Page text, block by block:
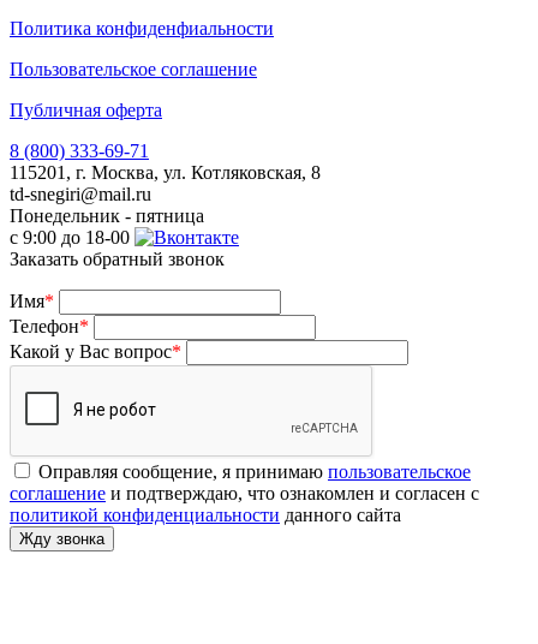
Политика конфиденфиальности
Пользовательское соглашение
Публичная оферта
8 (800) 333-69-71
115201, г. Москва, ул. Котляковская, 8
td-snegiri@mail.ru
Понедельник - пятница
с 9:00 до 18-00
Заказать обратный звонок
Имя*
Телефон*
Какой у Вас вопрос*
Оправляя сообщение, я принимаю пользовательское
соглашение и подтверждаю, что ознакомлен и согласен с
политикой конфиденциальности данного сайта